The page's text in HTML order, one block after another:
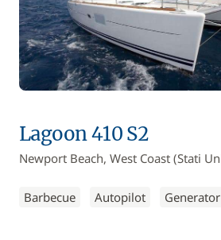
Lagoon 410 S2
Newport Beach, West Coast (Stati
Barbecue Autopilot Generator